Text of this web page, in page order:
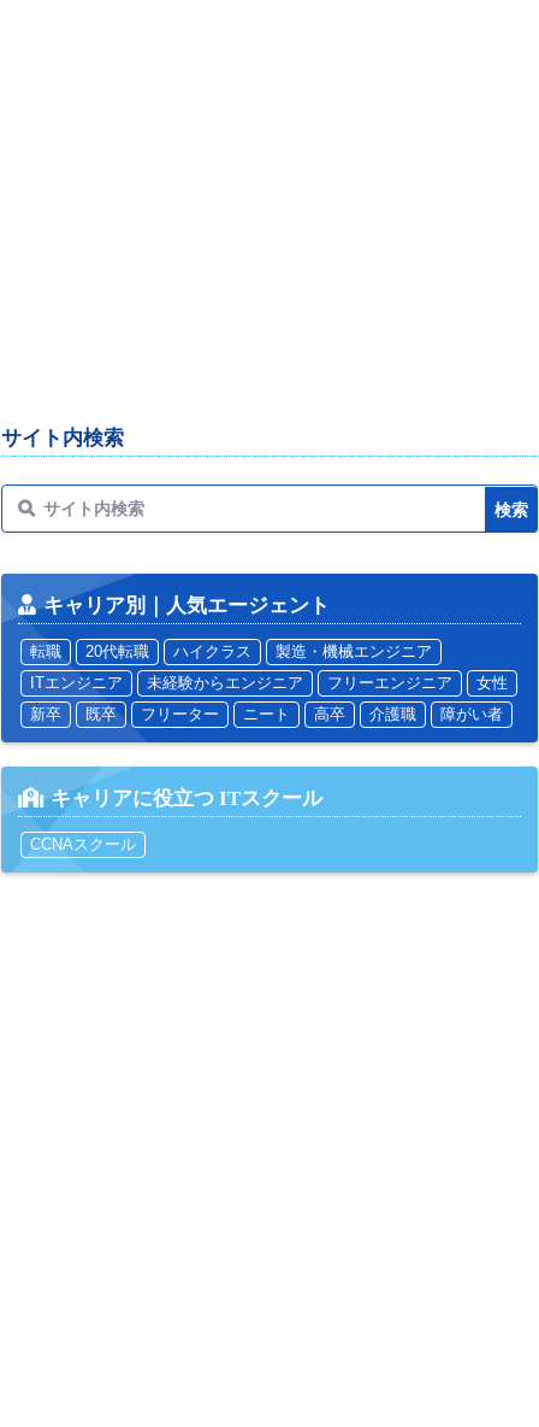
サイト内検索
キャリア別｜人気エージェント
転職 20代転職 ハイクラス
製造・機械エンジニア
ITエンジニア
未経験からエンジニア フリーエンジニア
女性
新卒
既卒 フリーター ニート 高卒 介護職 障がい者
キャリアに役立つ ITスクール
CCNAスクール